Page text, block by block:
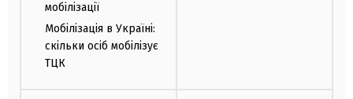
мобілізації
Мобілізація в Україні:
скільки осіб мобілізує
ТЦК